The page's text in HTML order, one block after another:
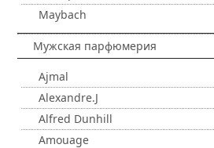
Maybach
Мужская парфюмерия
Ajmal
Alexandre.J
Alfred Dunhill
Amouage